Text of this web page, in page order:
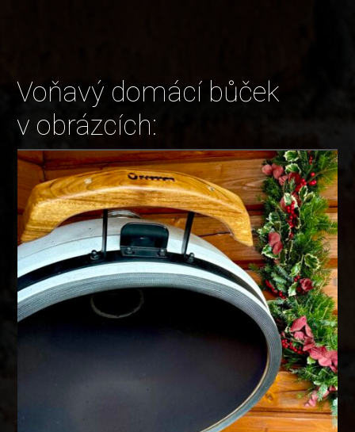
Voňavý domácí bůček
v obrázcích: